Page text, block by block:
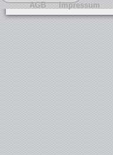
AGB Impressum